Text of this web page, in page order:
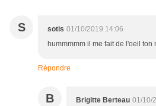
S sotis 01/10/2019 14:06
hummmmm il me fait de l'oeil ton
Répondre
B Brigitte Berteau 01/10/